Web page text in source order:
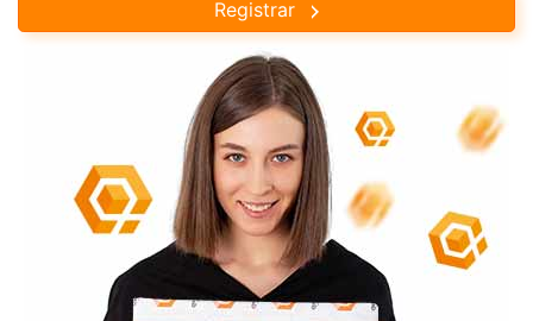
Registrar